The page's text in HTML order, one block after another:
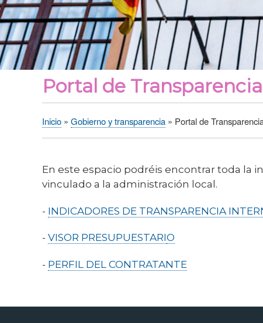
Portal de Transparencia
Sobrescribir
ayuda
a
la
navegación
Inicio Gobierno y transparencia Portal de
En este espacio podréis encontrar toda la
vinculado a la administración local.
- INDICADORES DE TRANSPARENCIA
- VISOR PRESUPUESTARIO
- PERFIL DEL CONTRATANTE